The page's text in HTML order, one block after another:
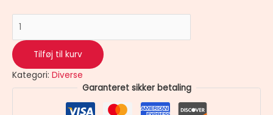
Tilføj til kurv
Kategori: Diverse
Garanteret sikker betaling